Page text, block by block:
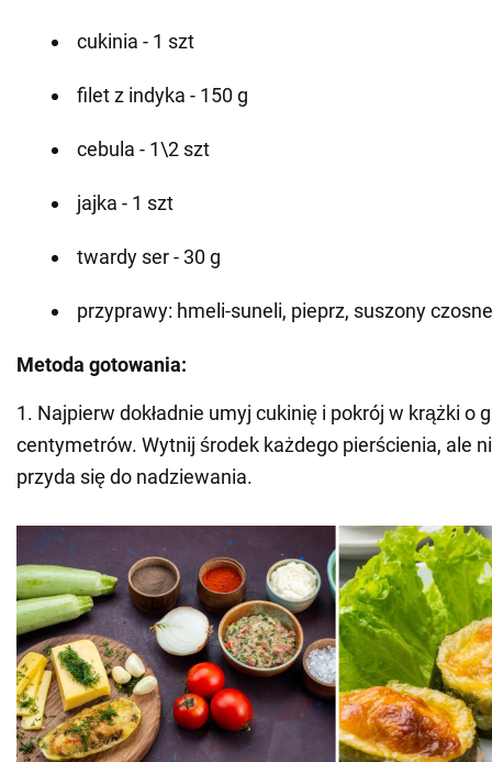
cukinia - 1 szt
filet z indyka - 150 g
cebula - 1\2 szt
jajka - 1 szt
twardy ser - 30 g
przyprawy: hmeli-suneli, pieprz, suszony
Metoda gotowania:
1. Najpierw dokładnie umyj cukinię i pokrój w krążki o
centymetrów. Wytnij środek każdego pierścienia, ale
przyda się do nadziewania.